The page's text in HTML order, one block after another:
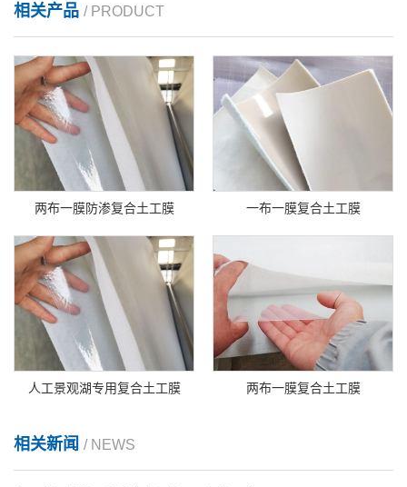
相关产品 / PRODUCT
两布一膜防渗复合土工膜 一布一膜复合土工膜
人工景观湖专用复合土工膜 两布一膜复合土工膜
相关新闻 / NEWS